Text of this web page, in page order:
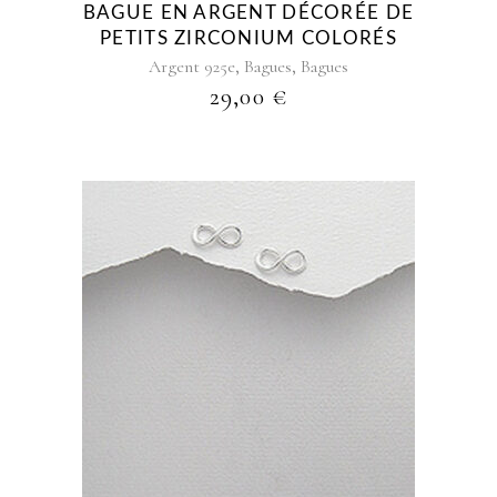
choisies
sur
la
page
BAGUE EN ARGENT DÉCORÉE DE
PETITS ZIRCONIUM COLORÉS
Argent 925e, Bagues, Bagues
29,00 €